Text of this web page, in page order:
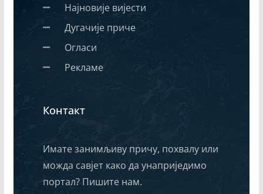
Најновије вијести
Дугачије приче
Огласи
Рекламе
Контакт
Имате занимљиву причу, похвалу или
можда савјет како да унаприједимо
портал? Пишите нам.